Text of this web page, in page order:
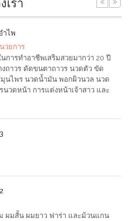
เรา
ำไพ
วยการ
การทำอาชีพเสริมสวยมากว่า 20 ปี
ถาวร ดัดขนตาถาวร นวดตัว ขัด
นไพร นวดน้ำมัน พอกผิวนวล นวด
นวดหน้า การแต่งหน้าเจ้าสาว และ
ผมสั้น ผมยาว ฟาร่า และม้วนแกน